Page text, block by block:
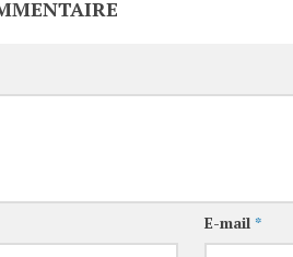
E-mail *